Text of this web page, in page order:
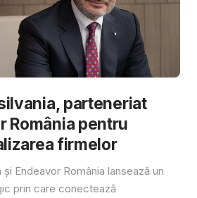
parteneriat
România pentru
firmelor
și Endeavor România lansează un
prin care conectează